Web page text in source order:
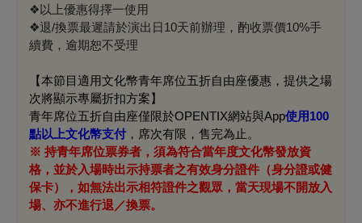
❖以上優惠得擇一使用
❖退/換票最遲請於演出日10天前辦理，酌收票價10%手
續費，逾期恕不受理
【本節目適用文化幣青年席位五折自由座優惠，提供之場
次將顯示專屬折扣方案】
青年席位五折自由座僅限於OPENTIX網站與App使用100
點以上文化幣支付 ，席次有限，售完為止。
※ 持青年席位票券者，須為符合當年度文化幣發放資
格，並於入場時出示持票者之有效身分證件（身分證或健
保卡），如無法出示相符證件之觀眾，當天現場不開放入
場、亦不進行退／換票。